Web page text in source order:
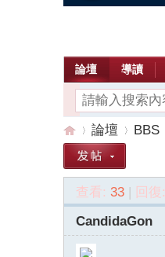
論壇 導讀
»
論壇
›
BBS
›
查看: 33 | 回復:
CandidaGon